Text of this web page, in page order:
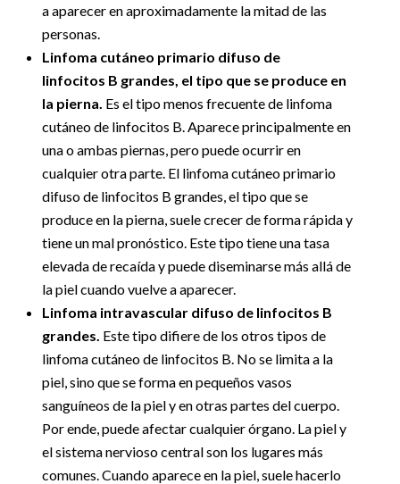
a aparecer en aproximadamente la mitad de las
personas.
Linfoma cutáneo primario difuso de
linfocitos B grandes, el tipo que se produce en
la pierna. Es el tipo menos frecuente de linfoma
cutáneo de linfocitos B. Aparece principalmente en
una o ambas piernas, pero puede ocurrir en
cualquier otra parte. El linfoma cutáneo primario
difuso de linfocitos B grandes, el tipo que se
produce en la pierna, suele crecer de forma rápida y
tiene un mal pronóstico. Este tipo tiene una tasa
elevada de recaída y puede diseminarse más allá de
la piel cuando vuelve a aparecer.
Linfoma intravascular difuso de linfocitos B
grandes. Este tipo difiere de los otros tipos de
linfoma cutáneo de linfocitos B. No se limita a la
piel, sino que se forma en pequeños vasos
sanguíneos de la piel y en otras partes del cuerpo.
Por ende, puede afectar cualquier órgano. La piel y
el sistema nervioso central son los lugares más
comunes. Cuando aparece en la piel, suele hacerlo